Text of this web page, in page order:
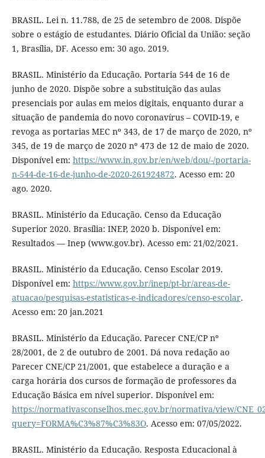
BRASIL. Lei n. 11.788, de 25 de setembro de 2008. Dispõe
sobre o estágio de estudantes. Diário Oficial da União: seção
1, Brasília, DF. Acesso em: 30 ago. 2019.
BRASIL. Ministério da Educação. Portaria 544 de 16 de
junho de 2020. Dispõe sobre a substituição das aulas
presenciais por aulas em meios digitais, enquanto durar a
situação de pandemia do novo coronavírus – COVID-19, e
revoga as portarias MEC nº 343, de 17 de março de 2020, nº
345, de 19 de março de 2020 nº 473 de 12 de maio de 2020.
Disponível em: https://www.in.gov.br/en/web/dou/-/portaria-
n-544-de-16-de-junho-de-2020-261924872. Acesso em: 20
ago. 2020.
BRASIL. Ministério da Educação. Censo da Educação
Superior 2020. Brasília: INEP, 2020 b. Disponível em:
Resultados — Inep (www.gov.br). Acesso em: 21/02/2021.
BRASIL. Ministério da Educação. Censo Escolar 2019.
Disponível em: https://www.gov.br/inep/pt-br/areas-de-
atuacao/pesquisas-estatisticas-e-indicadores/censo-escolar.
Acesso em: 20 jan.2021
BRASIL. Ministério da Educação. Parecer CNE/CP nº
28/2001, de 2 de outubro de 2001. Dá nova redação ao
Parecer CNE/CP 21/2001, que estabelece a duração e a
carga horária dos cursos de formação de professores da
Educação Básica em nível superior. Disponível em:
https://normativasconselhos.mec.gov.br/normativa/view/
query=FORMA%C3%87%C3%83O. Acesso em: 07/05/2022.
BRASIL. Ministério da Educação. Resposta Educacional à